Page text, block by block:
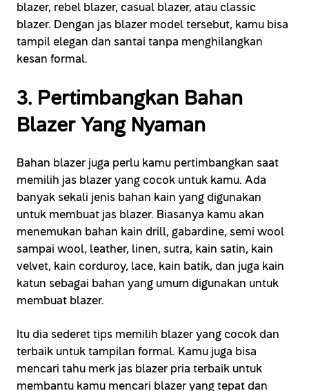
blazer, rebel blazer, casual blazer, atau classic
blazer. Dengan jas blazer model tersebut, kamu bisa
tampil elegan dan santai tanpa menghilangkan
kesan formal.
3. Pertimbangkan Bahan
Blazer Yang Nyaman
Bahan blazer juga perlu kamu pertimbangkan saat
memilih jas blazer yang cocok untuk kamu. Ada
banyak sekali jenis bahan kain yang digunakan
untuk membuat jas blazer. Biasanya kamu akan
menemukan bahan kain drill, gabardine, semi wool
sampai wool, leather, linen, sutra, kain satin, kain
velvet, kain corduroy, lace, kain batik, dan juga kain
katun sebagai bahan yang umum digunakan untuk
membuat blazer.
Itu dia sederet tips memilih blazer yang cocok dan
terbaik untuk tampilan formal. Kamu juga bisa
mencari tahu merk jas blazer pria terbaik untuk
membantu kamu mencari blazer yang tepat dan